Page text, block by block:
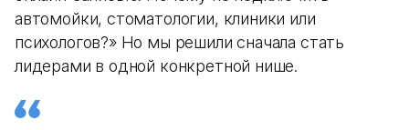
автомойки, стоматологии, клиники или
психологов?» Но мы решили сначала стать
лидерами в одной конкретной нише.